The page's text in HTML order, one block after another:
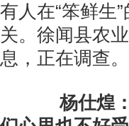
有人在“笨鲜生
关。徐闻县农
息，正在调查。
杨仕煌